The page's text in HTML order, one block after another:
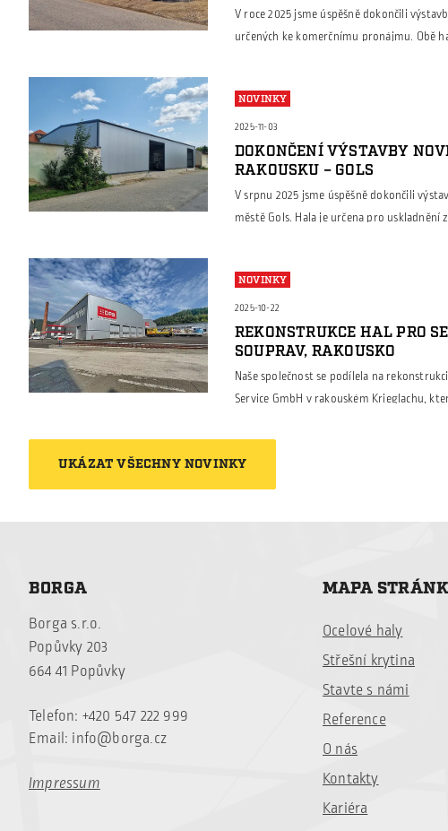
V roce 2025 jsme úspěšně dokončili
určených ke komerčnímu pronájmu. Obě
flexibilní využití – například jako
showroom. Nové haly […]
NOVINKY
2025-11-03
DOKONČENÍ VÝSTAVBY
RAKOUSKU – GOLS
V srpnu 2025 jsme úspěšně dokončili
městě Gols. Hala je určena pro uskladnění
panelů, které zajišťují výborné tepelně-
Díky […]
NOVINKY
2025-10-22
REKONSTRUKCE HAL PRO
SOUPRAV, RAKOUSKO
Naše společnost se podílela na
Service GmbH v rakouském Krieglachu,
odpovídaly současným požadavkům na
úspornost a celkovou estetiku. První hala
budovy. Původní konstrukce zůstala
UKÁZAT VŠECHNY NOVINKY
BORGA
Borga s.r.o.
Popůvky 203
664 41 Popůvky
Telefon: +420 547 222 999
Email: info@borga.cz
Impressum
MAPA
Ocelové haly
Střešní krytina
Stavte s námi
Reference
O nás
Kontakty
Kariéra